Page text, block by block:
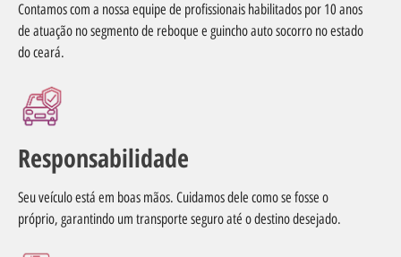
Contamos com a nossa equipe de profissionais habilitados por 10 anos
de atuação no segmento de reboque e guincho auto socorro no estado
do ceará.
Responsabilidade
Seu veículo está em boas mãos. Cuidamos dele como se fosse o
próprio, garantindo um transporte seguro até o destino desejado.